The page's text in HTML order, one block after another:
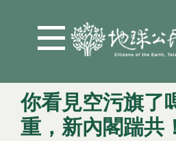
你看見空污旗了
重，新內閣踹共！